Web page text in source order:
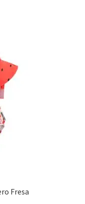
Fresa